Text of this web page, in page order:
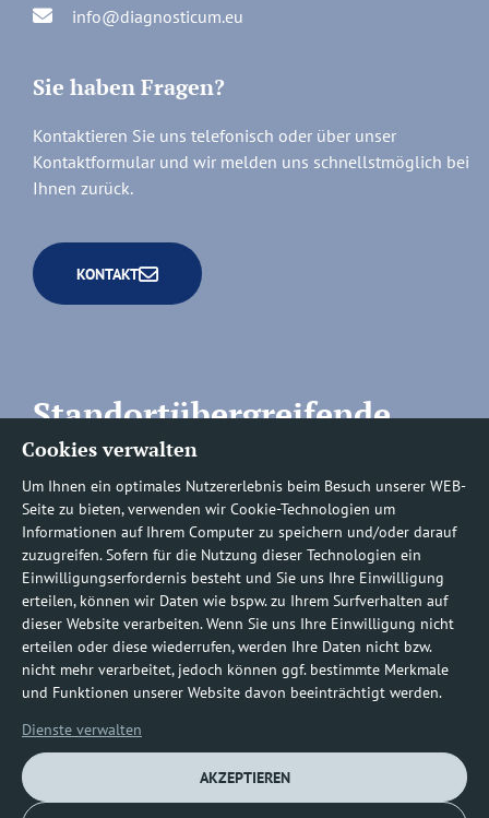
Cookies verwalten
Um Ihnen ein optimales Nutzererlebnis beim Besuch unserer WEB-
Seite zu bieten, verwenden wir Cookie-Technologien um
Informationen auf Ihrem Computer zu speichern und/oder darauf
zuzugreifen. Sofern für die Nutzung dieser Technologien ein
Einwilligungserfordernis besteht und Sie uns Ihre Einwilligung
erteilen, können wir Daten wie bspw. zu Ihrem Surfverhalten auf
dieser Website verarbeiten. Wenn Sie uns Ihre Einwilligung nicht
erteilen oder diese wiederrufen, werden Ihre Daten nicht bzw.
nicht mehr verarbeitet, jedoch können ggf. bestimmte Merkmale
und Funktionen unserer Website davon beeinträchtigt werden.
Dienste verwalten
AKZEPTIEREN
info@diagnosticum.eu
Sie haben Fragen?
Kontaktieren Sie uns telefonisch oder über unser
Kontaktformular und wir melden uns schnellstmöglich bei
Ihnen zurück.
KONTAKT
Standortübergreifende
Rufnummern
Befundauskünfte/
Nachforderungen
0800 1219100-10